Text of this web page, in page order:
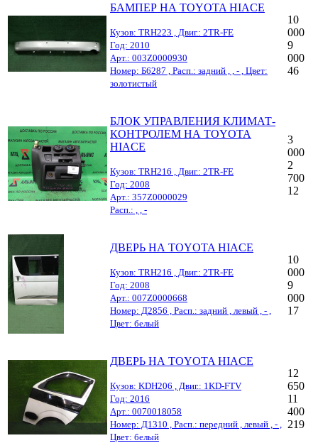
БАМПЕР НА TOYOTA HIACE
Кузов: TRH223 , Двиг.: 2TR-FE
Год: 2010
Арт.: 003Z0000930
Номер: Б6287 , Расп.: задний , , - , Цвет:
золотистый
10
000
9
000
46
БЛОК УПРАВЛЕНИЯ КЛИМАТ-
КОНТРОЛЕМ НА TOYOTA
HIACE
Кузов: TRH216 , Двиг.: 2TR-FE
Год: 2008
Арт.: 357Z0000029
Расп.: , , -
3
000
2
700
12
ДВЕРЬ НА TOYOTA HIACE
Кузов: TRH216 , Двиг.: 2TR-FE
Год: 2008
Арт.: 007Z0000668
Номер: Д2856 , Расп.: задний , левый , - ,
Цвет: белый
10
000
9
000
17
ДВЕРЬ НА TOYOTA HIACE
Кузов: KDH206 , Двиг.: 1KD-FTV
Год: 2016
Арт.: 0070018058
Номер: Д1310 , Расп.: передний , левый , - ,
Цвет: белый
12
650
11
400
219